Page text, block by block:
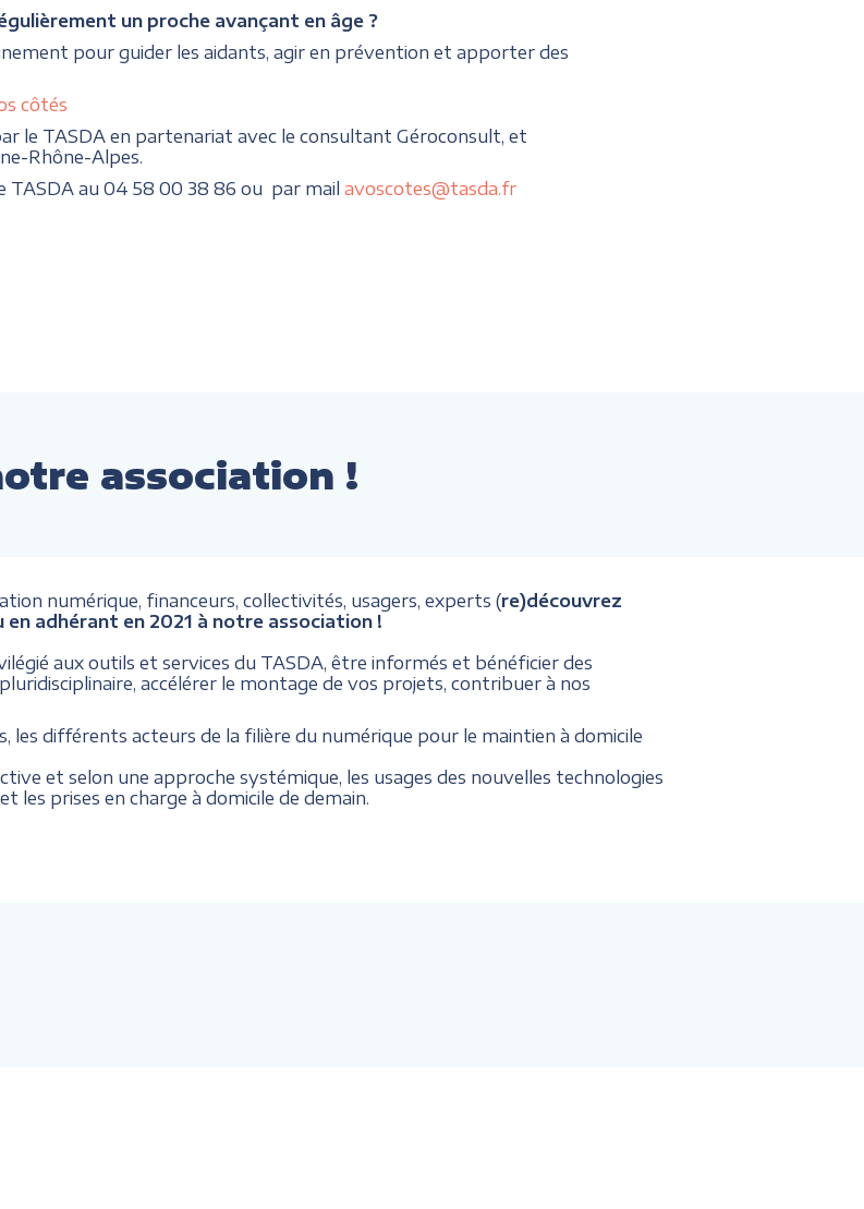
un proche avançant en âge ?
pour guider les aidants, agir en prévention et apporter des
côtés
le TASDA en partenariat avec le consultant Géroconsult, et
Rhône-Alpes.
TASDA au 04 58 00 38 86 ou par mail avoscotes@tasda.fr
association !
numérique, financeurs, collectivités, usagers, experts (re)découvrez
adhérant en 2021 à notre association !
aux outils et services du TASDA, être informés et bénéficier des
accélérer le montage de vos projets, contribuer à nos
les différents acteurs de la filière du numérique pour le maintien à domicile
et selon une approche systémique, les usages des nouvelles technologies
les prises en charge à domicile de demain.